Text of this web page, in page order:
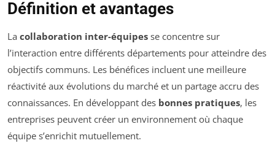
Définition et avantages
La collaboration inter-équipes se concentre sur
l’interaction entre différents départements pour atteindre des
objectifs communs. Les bénéfices incluent une meilleure
réactivité aux évolutions du marché et un partage accru des
connaissances. En développant des bonnes pratiques, les
entreprises peuvent créer un environnement où chaque
équipe s’enrichit mutuellement.